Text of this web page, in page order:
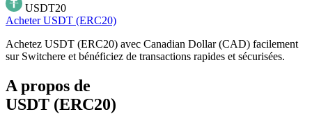
USDT20
Acheter USDT (ERC20)
Achetez USDT (ERC20) avec Canadian Dollar (CAD) facilement
sur Switchere et bénéficiez de transactions rapides et sécurisées.
A propos de
USDT (ERC20)